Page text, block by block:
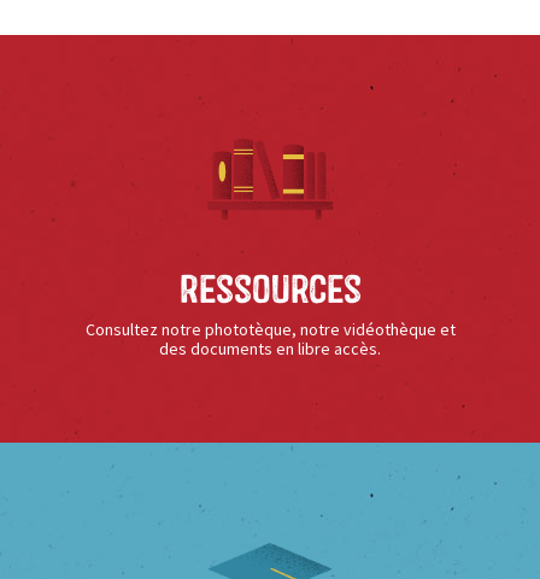
Ressources
Consultez notre phototèque, notre vidéothèque et
des documents en libre accès.